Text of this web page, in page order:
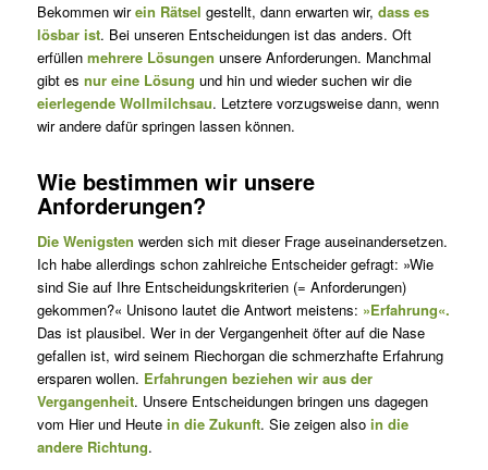
Bekommen wirein Rätsel gestellt, dann erwarten wir, dass es
lösbar ist. Bei unseren Entscheidungen ist das anders. Oft
erfüllen mehrere Lösungen unsere Anforderungen. Manchmal
gibt es nur eine Lösung und hin und wieder suchen wir die
eierlegende Wollmilchsau. Letztere vorzugsweise dann, wenn
wir andere dafür springen lassen können.
Wie bestimmen wir unsere
Anforderungen?
Die Wenigsten werden sich mit dieser Frage auseinandersetzen.
Ich habe allerdings schon zahlreiche Entscheider gefragt: »Wie
sind Sie auf Ihre Entscheidungskriterien (= Anforderungen)
gekommen?« Unisono lautet die Antwort meistens: »Erfahrung«.
Das ist plausibel. Wer in der Vergangenheit öfter auf die Nase
gefallen ist, wird seinem Riechorgan die schmerzhafte Erfahrung
ersparen wollen. Erfahrungen beziehen wir aus der
Vergangenheit. Unsere Entscheidungen bringen uns dagegen
vom Hier und Heute in die Zukunft. Sie zeigen also in die
andere Richtung.